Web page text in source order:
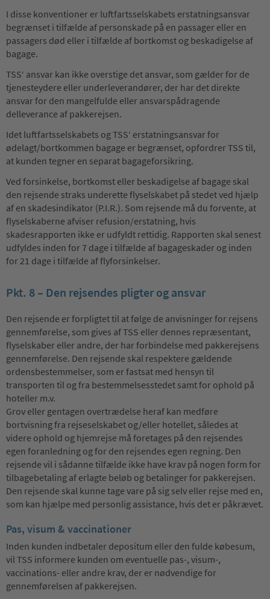
I disse konventioner er luftfartsselskabets erstatningsansvar
begrænset i tilfælde af personskade på en passager eller en
passagers død eller i tilfælde af bortkomst og beskadigelse af
bagage.
TSS‘ ansvar kan ikke overstige det ansvar, som gælder for de
tjenesteydere eller underleverandører, der har det direkte
ansvar for den mangelfulde eller ansvarspådragende
delleverance af pakkerejsen.
Idet luftfartsselskabets og TSS‘ erstatningsansvar for
ødelagt/bortkommen bagage er begrænset, opfordrer TSS til,
at kunden tegner en separat bagageforsikring.
Ved forsinkelse, bortkomst eller beskadigelse af bagage skal
den rejsende straks underette flyselskabet på stedet ved hjælp
af en skadesindikator (P.I.R.). Som rejsende må du forvente, at
flyselskaberne afviser refusion/erstatning, hvis
skadesrapporten ikke er udfyldt rettidig. Rapporten skal senest
udfyldes inden for 7 dage i tilfælde af bagageskader og inden
for 21 dage i tilfælde af flyforsinkelser.
Pkt. 8 – Den rejsendes pligter og ansvar
Den rejsende er forpligtet til at følge de anvisninger for rejsens
gennemførelse, som gives af TSS eller dennes repræsentant,
flyselskaber eller andre, der har forbindelse med pakkerejsens
gennemførelse. Den rejsende skal respektere gældende
ordensbestemmelser, som er fastsat med hensyn til
transporten til og fra bestemmelsesstedet samt for ophold på
hoteller m.v.
Grov eller gentagen overtrædelse heraf kan medføre
bortvisning fra rejseselskabet og/eller hotellet, således at
videre ophold og hjemrejse må foretages på den rejsendes
egen foranledning og for den rejsendes egen regning. Den
rejsende vil i sådanne tilfælde ikke have krav på nogen form for
tilbagebetaling af erlagte beløb og betalinger for pakkerejsen.
Den rejsende skal kunne tage vare på sig selv eller rejse med en,
som kan hjælpe med personlig assistance, hvis det er påkrævet.
Pas, visum & vaccinationer
Inden kunden indbetaler depositum eller den fulde købesum,
vil TSS informere kunden om eventuelle pas-, visum-,
vaccinations- eller andre krav, der er nødvendige for
gennemførelsen af pakkerejsen.